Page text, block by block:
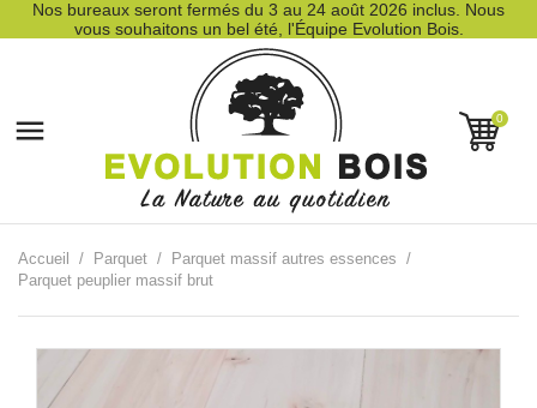
Nos bureaux seront fermés du 3 au 24 août 2026 inclus. Nous
vous souhaitons un bel été, l'Équipe Evolution Bois.
 0
Accueil Parquet
Parquet massif autres essences
Parquet peuplier massif brut